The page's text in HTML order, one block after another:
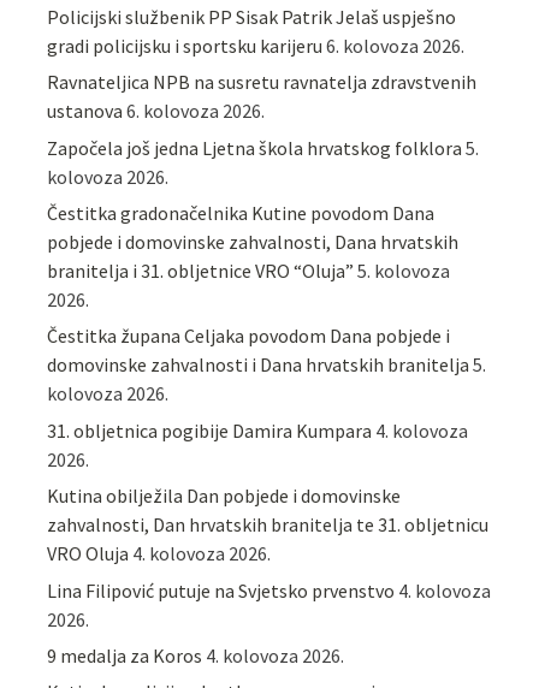
Policijski službenik PP Sisak Patrik Jelaš uspješno
gradi policijsku i sportsku karijeru 6. kolovoza 2026.
Ravnateljica NPB na susretu ravnatelja zdravstvenih
ustanova 6. kolovoza 2026.
Započela još jedna Ljetna škola hrvatskog folklora 5.
kolovoza 2026.
Čestitka gradonačelnika Kutine povodom Dana
pobjede i domovinske zahvalnosti, Dana hrvatskih
branitelja i 31. obljetnice VRO “Oluja” 5. kolovoza
2026.
Čestitka župana Celjaka povodom Dana pobjede i
domovinske zahvalnosti i Dana hrvatskih branitelja 5.
kolovoza 2026.
31. obljetnica pogibije Damira Kumpara 4. kolovoza
2026.
Kutina obilježila Dan pobjede i domovinske
zahvalnosti, Dan hrvatskih branitelja te 31. obljetnicu
VRO Oluja 4. kolovoza 2026.
Lina Filipović putuje na Svjetsko prvenstvo 4. kolovoza
2026.
9 medalja za Koros 4. kolovoza 2026.